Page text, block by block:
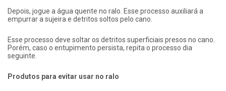
Depois, jogue a água quente no ralo. Esse processo auxiliará a
empurrar a sujeira e detritos soltos pelo cano.
Esse processo deve soltar os detritos superficiais presos no cano.
Porém, caso o entupimento persista, repita o processo dia
seguinte.
Produtos para evitar usar no ralo